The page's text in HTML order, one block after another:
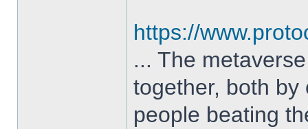
https://
... The
together, both
people beating